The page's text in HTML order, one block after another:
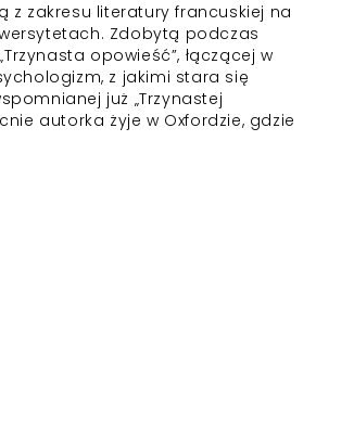
z zakresu literatury francuskiej na
Zdobytą podczas
Trzynasta opowieść”, łączącej w
z jakimi stara się
już „Trzynastej
autorka żyje w Oxfordzie, gdzie